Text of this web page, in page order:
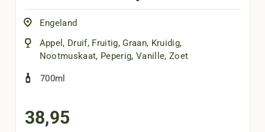
Engeland
Appel , Druif, Fruitig, Graan, Kruidig,
Nootmuskaat, Peperig,Vanille,Zoet
700ml
38,95